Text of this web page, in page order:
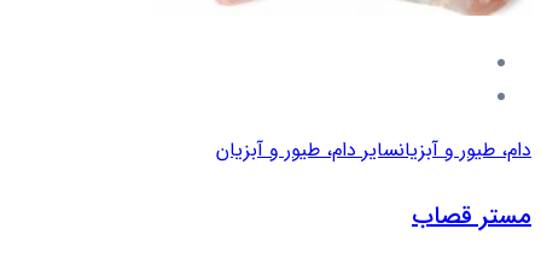
دام، طیور و آبزیانسایر دام، طیور و آبزیان
مستر قصاب